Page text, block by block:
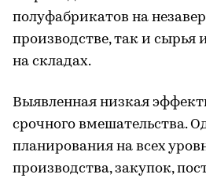
полуфабрикатов на
производстве, так и
на складах.
Выявленная низкая
срочного вмешательства.
планирования на всех
производства, закупок,